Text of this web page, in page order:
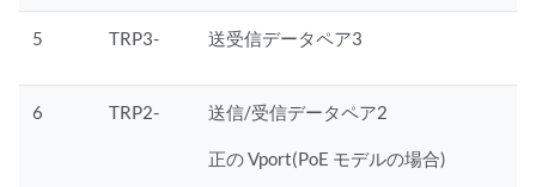
5 TRP3- 送受信データペア3
6 TRP2- 送信/受信データペア2
正の Vport(PoE モデルの場合)